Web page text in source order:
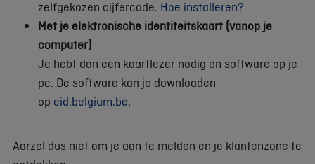
zelfgekozen cijfercode. Hoe installeren?
Met je elektronische identiteitskaart (vanop je
computer)
Je hebt dan een kaartlezer nodig en software op je
pc. De software kan je downloaden
op eid.belgium.be.
Aarzel dus niet om je aan te melden en je klantenzone te